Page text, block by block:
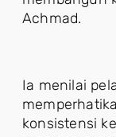
Achmad.
Ia menilai
konsistensi